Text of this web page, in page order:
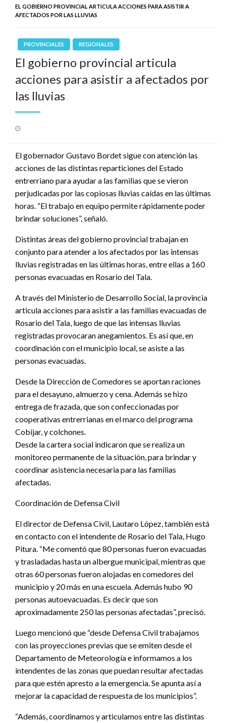
EL GOBIERNO PROVINCIAL ARTICULA ACCIONES PARA ASISTIR A
AFECTADOS POR LAS LLUVIAS
PROVINCIALES REGIONALES
El gobierno provincial articula
acciones para asistir a afectados por
las lluvias
El gobernador Gustavo Bordet sigue con atención las
acciones de las distintas reparticiones del Estado
entrerriano para ayudar a las familias que se vieron
perjudicadas por las copiosas lluvias caídas en las últimas
horas. “El trabajo en equipo permite rápidamente poder
brindar soluciones”, señaló.
Distintas áreas del gobierno provincial trabajan en
conjunto para atender a los afectados por las intensas
lluvias registradas en las últimas horas, entre ellas a 160
personas evacuadas en Rosario del Tala.
A través del Ministerio de Desarrollo Social, la provincia
articula acciones para asistir a las familias evacuadas de
Rosario del Tala, luego de que las intensas lluvias
registradas provocaran anegamientos. Es así que, en
coordinación con el municipio local, se asiste a las
personas evacuadas.
Desde la Dirección de Comedores se aportan raciones
para el desayuno, almuerzo y cena. Además se hizo
entrega de frazada, que son confeccionadas por
cooperativas entrerrianas en el marco del programa
Cobijar, y colchones.
Desde la cartera social indicaron que se realiza un
monitoreo permanente de la situación, para brindar y
coordinar asistencia necesaria para las familias
afectadas.
Coordinación de Defensa Civil
El director de Defensa Civil, Lautaro López, también está
en contacto con el intendente de Rosario del Tala, Hugo
Pitura. “Me comentó que 80 personas fueron evacuadas
y trasladadas hasta un albergue municipal, mientras que
otras 60 personas fueron alojadas en comedores del
municipio y 20 más en una escuela. Además hubo 90
personas autoevacuadas. Es decir que son
aproximadamente 250 las personas afectadas”, precisó.
Luego mencionó que “desde Defensa Civil trabajamos
con las proyecciones previas que se emiten desde el
Departamento de Meteorología e informamos a los
intendentes de las zonas que puedan resultar afectadas
para que estén apresto a la emergencia. Se apunta así a
mejorar la capacidad de respuesta de los municipios”.
“Además, coordinamos y articulamos entre las distintas